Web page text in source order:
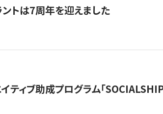
トは7周年を迎えました
ティブ助成プログラム「